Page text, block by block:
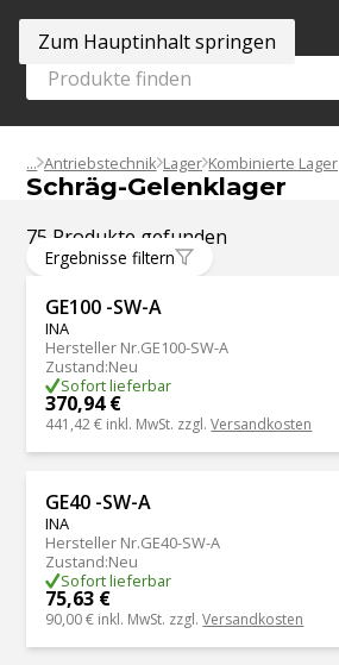
Zum Hauptinhalt springen
Antriebstechnik Lager Kombinierte Lager
Schräg-Gelenklager
75 Produkte gefunden
Ergebnisse filtern
GE100 -SW-A
INA
Hersteller Nr.GE100-SW-A
Zustand:Neu
Sofort lieferbar
370,94 €
441,42 € inkl. MwSt. zzgl.Versandkosten
GE40 -SW-A
INA
Hersteller Nr.GE40-SW-A
Zustand:Neu
Sofort lieferbar
75,63 €
90,00 € inkl. MwSt. zzgl.Versandkosten